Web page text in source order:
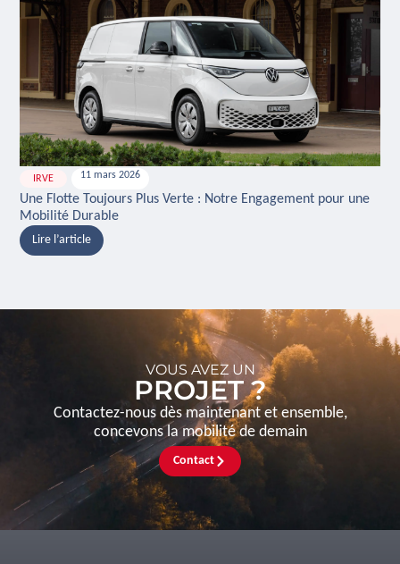
IRVE 11 mars 2026
Une Flotte Toujours Plus Verte : Notre Engagement pour une
Mobilité Durable
Lire l’article
VOUS AVEZ UN
PROJET ?
Contactez-nous dès maintenant et ensemble,
concevons la mobilité de demain
Contact